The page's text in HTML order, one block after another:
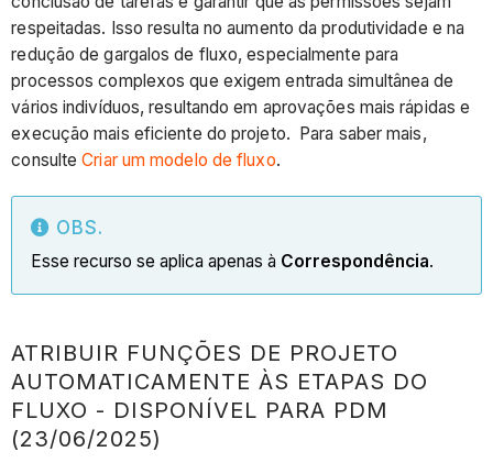
respeitadas. Isso resulta no aumento da produtividade e na
redução de gargalos de fluxo, especialmente para
processos complexos que exigem entrada simultânea de
vários indivíduos, resultando em aprovações mais rápidas e
execução mais eficiente do projeto. Para saber mais,
consulteCriar um modelo de fluxo.
OBS.
Esse recurso se aplica apenas à Correspondência.
ATRIBUIR FUNÇÕES DE PROJETO
AUTOMATICAMENTE ÀS ETAPAS DO
FLUXO - DISPONÍVEL PARA PDM
(23/06/2025)